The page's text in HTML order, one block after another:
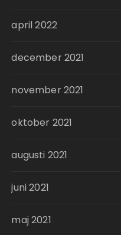
april 2022
december 2021
november 2021
oktober 2021
augusti 2021
juni 2021
maj 2021